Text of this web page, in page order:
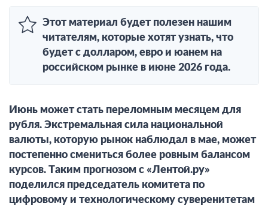
Этот материал будет полезен нашим
читателям, которые хотят узнать, что
будет с долларом, евро и юанем на
российском рынке в июне 2026 года.
Июнь может стать переломным месяцем для
рубля. Экстремальная сила национальной
валюты, которую рынок наблюдал в мае, может
постепенно смениться более ровным балансом
курсов. Таким прогнозом с «Лентой.ру»
поделился председатель комитета по
цифровому и технологическому суверенитетам